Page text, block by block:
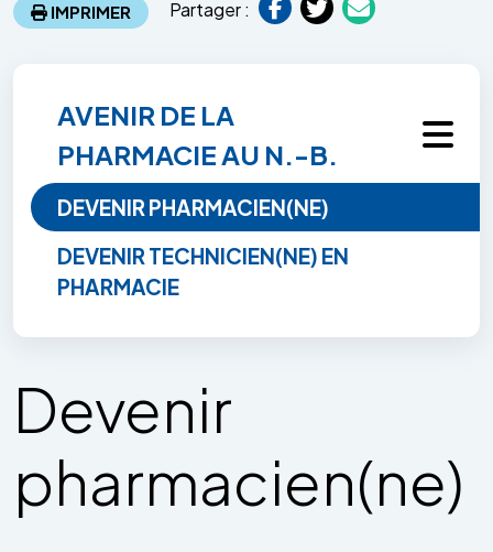
IMPRIMER Partager :
AVENIR DE LA
PHARMACIE AU N.-B.
DEVENIR PHARMACIEN(NE)
DEVENIR TECHNICIEN(NE) EN
PHARMACIE
Devenir
pharmacien(ne)